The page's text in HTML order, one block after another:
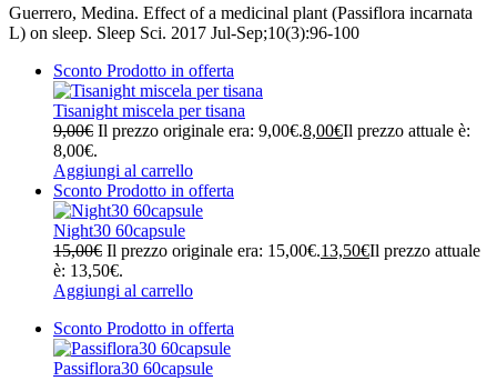
Guerrero, Medina. Effect of a medicinal plant (Passiflora incarnata
L) on sleep. Sleep Sci. 2017 Jul-Sep;10(3):96-100
Sconto Prodotto in offerta
Tisanight miscela per tisana
9,00€ Il prezzo originale era: 9,00€.8,00€Il prezzo attuale è:
8,00€.
Aggiungi al carrello
Sconto Prodotto in offerta
Night30 60capsule
15,00€ Il prezzo originale era: 15,00€.13,50€Il prezzo attuale
è: 13,50€.
Aggiungi al carrello
Sconto Prodotto in offerta
Passiflora30 60capsule